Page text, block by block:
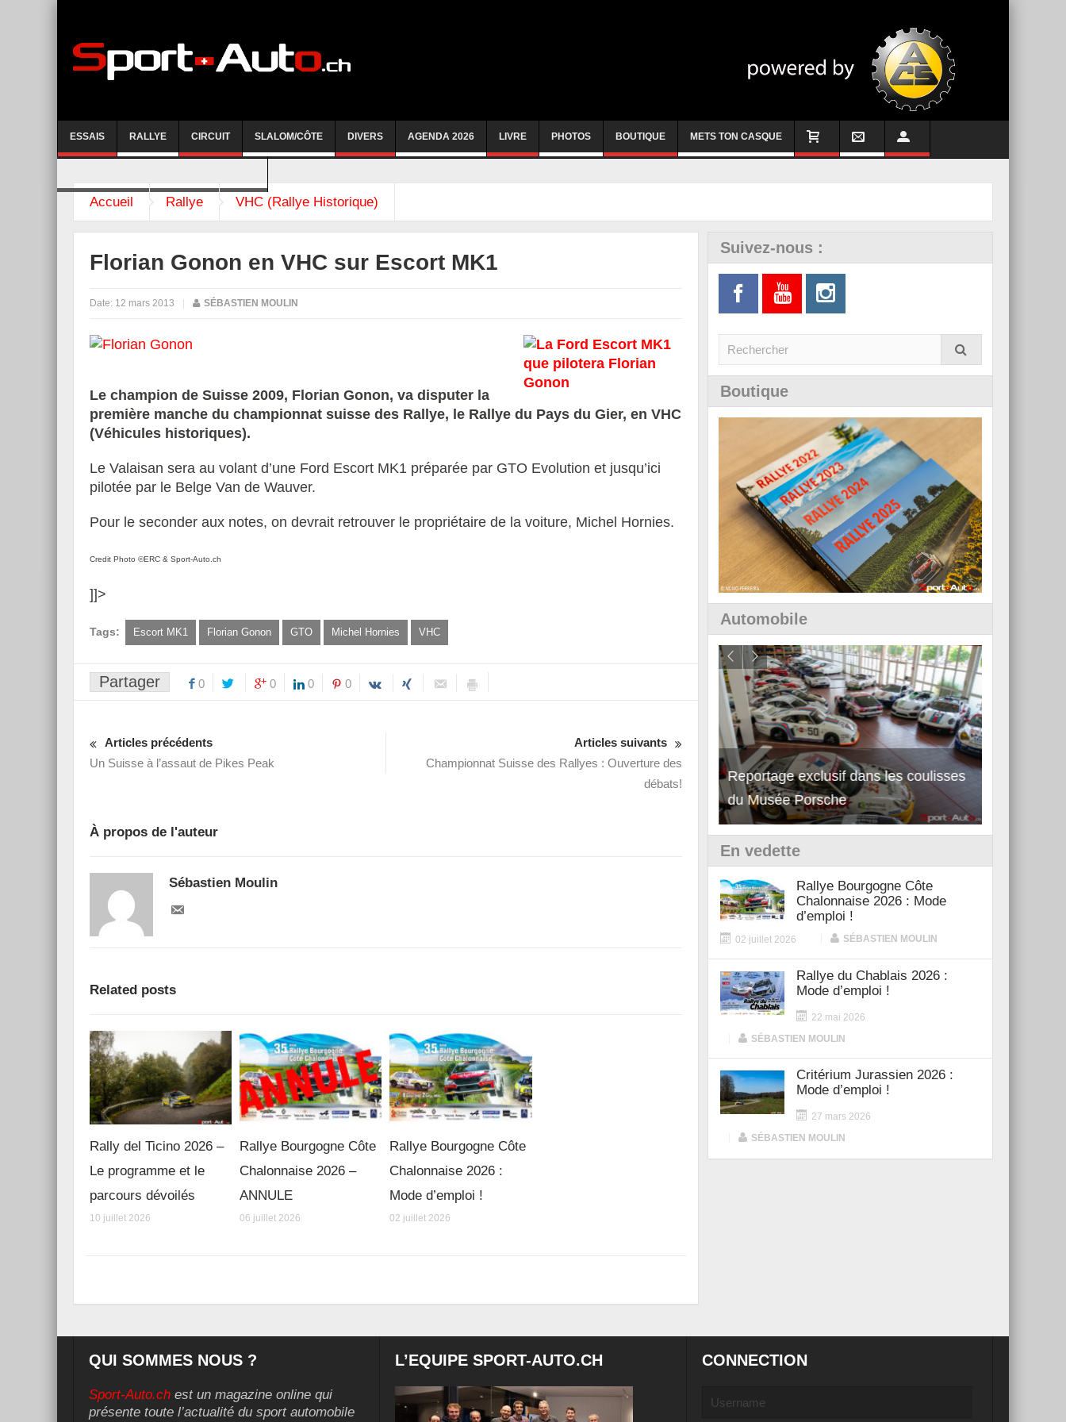
ESSAIS RALLYE CIRCUIT SLALOM/CÔTE DIVERS AGENDA 2026 LIVRE PHOTOS BOUTIQUE METS TON CASQUE
Accueil Rallye VHC (Rallye Historique)
Florian Gonon en VHC sur Escort MK1
Date: 12 mars 2013 SÉBASTIEN MOULIN
Le champion de Suisse 2009, Florian Gonon, va disputer la
première manche du championnat suisse des Rallye, le Rallye du Pays du Gier, en VHC
(Véhicules historiques).
Le Valaisan sera au volant d’une Ford Escort MK1 préparée par GTO Evolution et jusqu’ici
pilotée par le Belge Van de Wauver.
Pour le seconder aux notes, on devrait retrouver le propriétaire de la voiture, Michel Hornies.
Credit Photo ©ERC & Sport-Auto.ch
]]>
Tags: Escort MK1 Florian Gonon GTO Michel Hornies VHC
Partager 0 0 0 0
Articles précédents
Un Suisse à l’assaut de Pikes Peak
Articles suivants
Championnat Suisse des Rallyes : Ouverture des
débats!
À propos de l'auteur
Sébastien Moulin
Related posts
Rally del Ticino 2026 –
Le programme et le
parcours dévoilés
10 juillet 2026
Rallye Bourgogne Côte
Chalonnaise 2026 –
ANNULE
06 juillet 2026
Rallye Bourgogne Côte
Chalonnaise 2026 :
Mode d’emploi !
02 juillet 2026
Suivez-nous :
Boutique
Automobile
Reportage exclusif dans les coulisses
du Musée Porsche
Découverte de la nouvelle Ferrari
12Cilindri Manuale
En vedette
Rallye Bourgogne Côte
Chalonnaise 2026 : Mode
d’emploi !
02 juillet 2026 SÉBASTIEN MOULIN
Rallye du Chablais 2026 :
Mode d’emploi !
22 mai 2026
SÉBASTIEN MOULIN
Critérium Jurassien 2026 :
Mode d’emploi !
27 mars 2026
SÉBASTIEN MOULIN
QUI SOMMES NOUS ?
Sport-Auto.ch est un magazine online qui
présente toute l’actualité du sport automobile
L’EQUIPE SPORT-AUTO.CH CONNECTION